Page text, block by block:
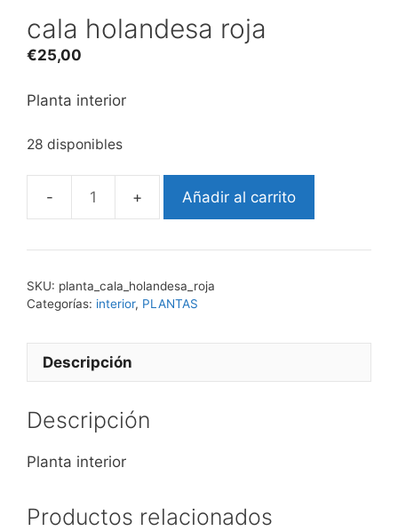
cala holandesa roja
€25,00
Planta interior
28 disponibles
cala
roja
Añadir al carrito
SKU: planta_cala_holandesa_roja
Categorías: interior, PLANTAS
Descripción
Descripción
Planta interior
Productos relacionados